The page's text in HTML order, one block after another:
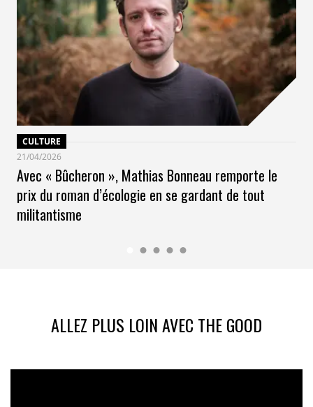
CULTURE
21/04/2026
Avec « Bûcheron », Mathias Bonneau remporte le
prix du roman d’écologie en se gardant de tout
militantisme
ALLEZ PLUS LOIN AVEC THE GOOD